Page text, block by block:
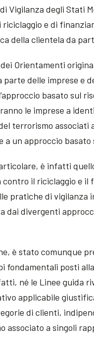
Vigilanza degli Stati
e di
della clientela da
Orientamenti
parte delle imprese e
basato sul
le imprese a
terrorismo
a un approccio
è infatti
il riciclaggio e
pratiche di vigilanza
dai divergenti
è stato comunque
fondamentali posti
né le Linee guida
applicabile
di clienti,
associato a singoli